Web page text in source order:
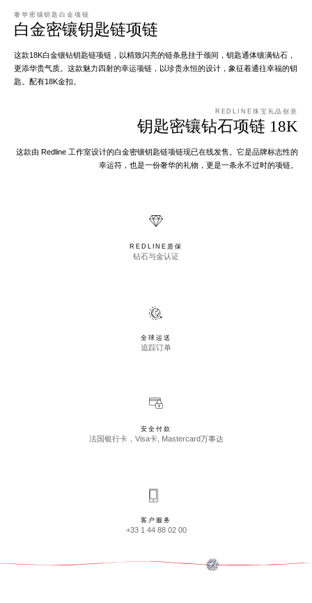
奢华密镶钥匙白金项链
白金密镶钥匙链项链
这款18K白金镶钻钥匙链项链，以精致闪亮的链条悬挂于颈间，钥匙通体镶满钻石，
更添华贵气质。这款魅力四射的幸运项链，以珍贵永恒的设计，象征着通往幸福的钥
匙。配有18K金扣。
REDLINE珠宝礼品创意
钥匙密镶钻石项链 18K
这款由 Redline 工作室设计的白金密镶钥匙链项链现已在线发售。它是品牌标志性的
幸运符，也是一份奢华的礼物，更是一条永不过时的项链。
REDLINE质保
钻石与金认证
全球运送
追踪订单
安全付款
法国银行卡，Visa卡, Mastercard万事达
客户服务
+33 1 44 88 02 00